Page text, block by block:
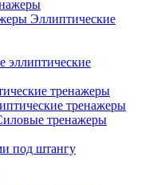
Эллиптические
эллиптические
тренажеры
тренажеры
тренажеры
под штангу